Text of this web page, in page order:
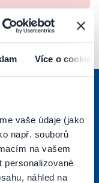
Více o cookies
vaše údaje (jako
např. souborů
na vašem
personalizované
náhled na
NOVINIEK
si najnovšie špeciálne
pošty.